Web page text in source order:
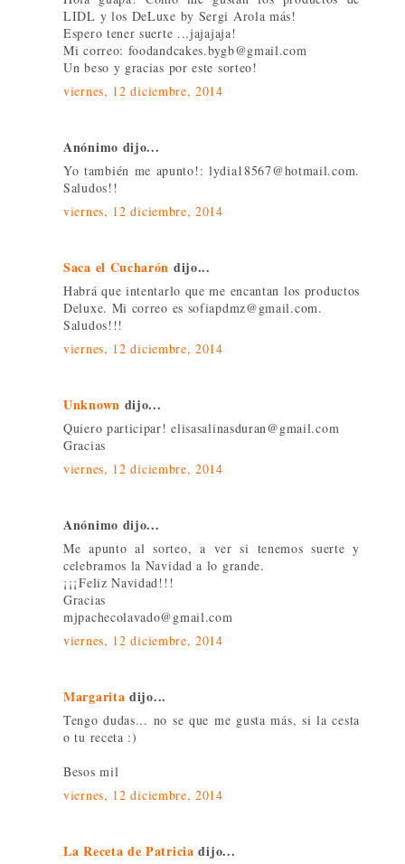
LIDL y los DeLuxe by Sergi Arola más!
Espero tener suerte ...jajajaja!
Mi correo: foodandcakes.bygb@gmail.com
Un beso y gracias por este sorteo!
viernes, 12 diciembre, 2014
Anónimo dijo...
Yo también me apunto!: lydia18567@hotmail.com.
Saludos!!
viernes, 12 diciembre, 2014
Saca el Cucharón dijo...
Habrá que intentarlo que me encantan los productos
Deluxe. Mi correo es sofiapdmz@gmail.com.
Saludos!!!
viernes, 12 diciembre, 2014
Unknown dijo...
Quiero participar! elisasalinasduran@gmail.com
Gracias
viernes, 12 diciembre, 2014
Anónimo dijo...
Me apunto al sorteo, a ver si tenemos suerte y
celebramos la Navidad a lo grande.
¡¡¡Feliz Navidad!!!
Gracias
mjpachecolavado@gmail.com
viernes, 12 diciembre, 2014
Margarita dijo...
Tengo dudas... no se que me gusta más, si la cesta
o tu receta :)
Besos mil
viernes, 12 diciembre, 2014
La Receta de Patricia dijo...